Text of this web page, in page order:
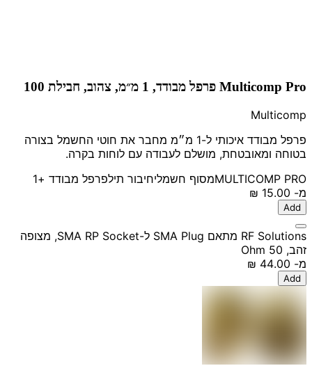
Multicomp Pro פרפל מבודד, 1 מ״מ, צהוב, חבילת 100
Multicomp
פרפל מבודד איכותי ל-1 מ״מ מחבר את חוטי החשמל בצורה
בטוחה ומאובטחת, מושלם לעבודה עם לוחות בקרה.
MULTICOMP PROמסוף חשמליחיבור תילפרפל מבודד +1
מ-
Add
RF Solutions מתאם SMA Plug ל-SMA RP Socket, מצופה
זהב, 50 Ohm
מ-
Add